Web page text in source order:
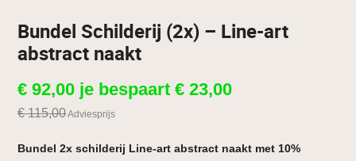
Bundel Schilderij (2x) – Line-art
abstract naakt
€ 92,00 je bespaart€ 23,00
€115,00Adviesprijs
Bundel 2x schilderij Line-art abstract naakt met 10%